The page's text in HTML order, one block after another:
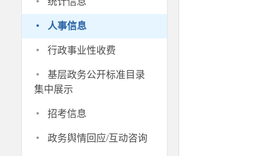
· 人事信息
· 行政事业性收费
·
基层政务公开标准目录
集中展示
· 招考信息
· 政务舆情回应/互动咨询